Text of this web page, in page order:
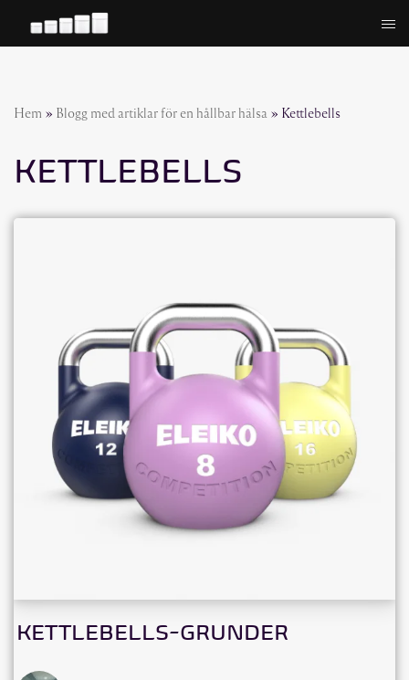
Hoppa
Hem » Blogg med artiklar för en hållbar hälsa » Kettlebells
KETTLEBELLS
KETTLEBELLS-GRUNDER